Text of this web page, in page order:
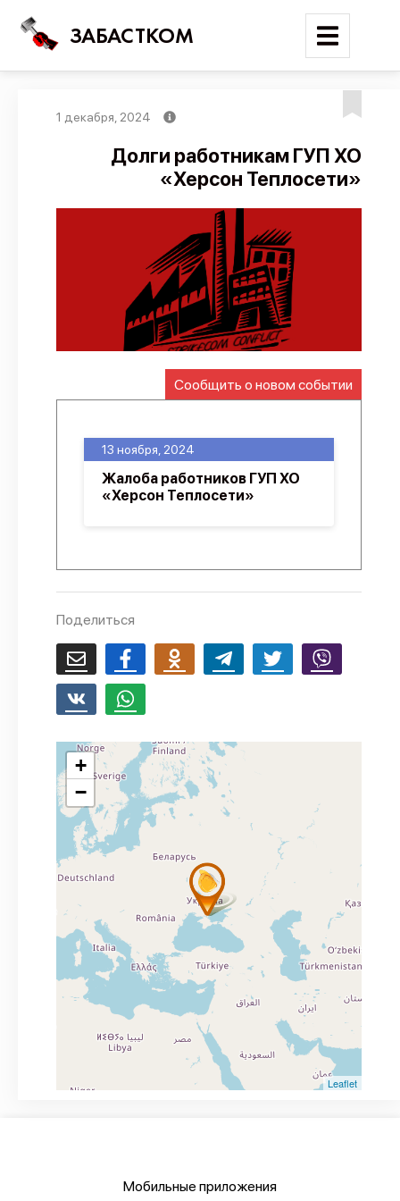
ЗАБАСТКОМ
Поиск
Новости
Карта событий
Трудовые конфликты
Отчеты
Предложить публикацию
API
Политика конфиденциальности
1 декабря, 2024
Долги работникам ГУП ХО
«Херсон Теплосети»
Сообщить о новом событии
13 ноября, 2024
Жалоба работников ГУП ХО
«Херсон Теплосети»
Поделиться
+
−
Leaflet
Мобильные приложения